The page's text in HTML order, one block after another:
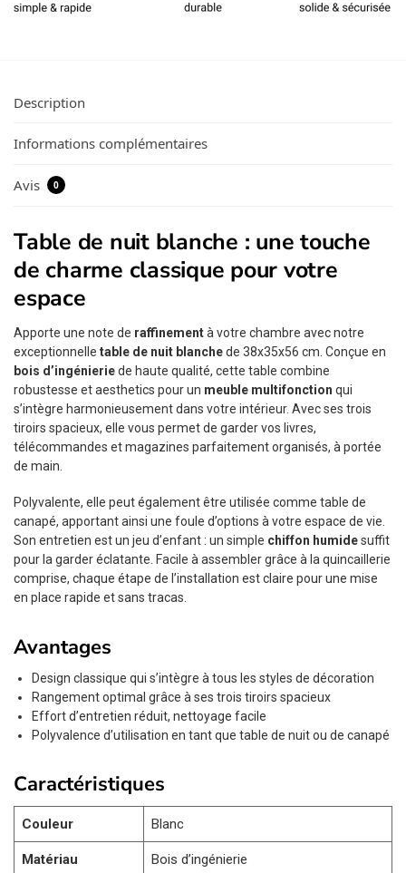
Description
Informations complémentaires
Avis 0
Table de nuit blanche : une touche
de charme classique pour votre
espace
Apporte une note de raffinementà votre chambre avec notre
exceptionnelle table de nuit blanchede 38x35x56 cm. Conçue en
bois d’ingénieriede haute qualité, cette table combine
robustesse et aesthetics pour un meuble multifonction qui
s’intègre harmonieusement dans votre intérieur. Avec ses trois
tiroirs spacieux, elle vous permet de garder vos livres,
télécommandes et magazines parfaitement organisés, à portée
de main.
Polyvalente, elle peut également être utilisée comme table de
canapé, apportant ainsi une foule d’options à votre espace de vie.
Son entretien est un jeu d’enfant : un simple chiffon humidesuffit
pour la garder éclatante. Facile à assembler grâce à la quincaillerie
comprise, chaque étape de l’installation est claire pour une mise
en place rapide et sans tracas.
Avantages
Design classique qui s’intègre à tous les styles de décoration
Rangement optimal grâce à ses trois tiroirs spacieux
Effort d’entretien réduit, nettoyage facile
Polyvalence d’utilisation en tant que table de nuit ou de canapé
Caractéristiques
Couleur Blanc
Matériau Bois d’ingénierie